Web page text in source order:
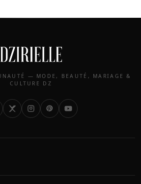
— MODE, BEAUTÉ, MARIAGE &
CULTURE DZ